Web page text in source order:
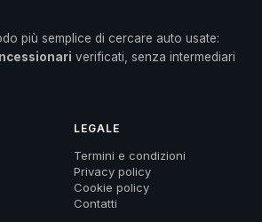
più semplice di cercare auto usate:
verificati, senza intermediari
LEGALE
Termini e condizioni
Privacy policy
Cookie policy
Contatti